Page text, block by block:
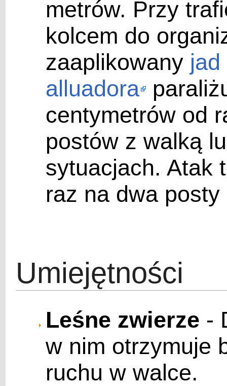
metrów. Przy
kolcem do
zaaplikowany
alluadora
centymetrów od
postów z walką
sytuacjach. Atak
raz na dwa
Umiejętności
Leśne zwierze -
w nim otrzymuje
ruchu w walce.